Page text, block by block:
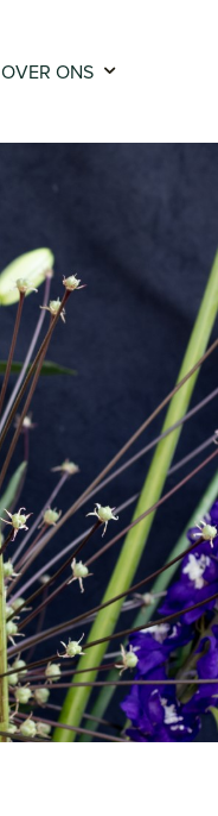
OVER ONS